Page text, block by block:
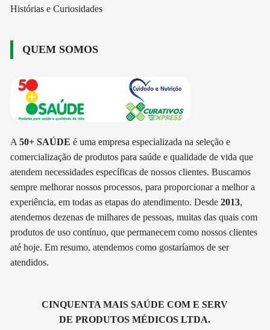
Histórias e Curiosidades
QUEM SOMOS
A50+ SAÚDE é uma empresa especializada na seleção e
comercialização de produtos para saúde e qualidade de vida que
atendem necessidades específicas de nossos clientes. Buscamos
sempre melhorar nossos processos, para proporcionar a melhor a
experiência, em todas as etapas do atendimento. Desde2013,
atendemos dezenas de milhares de pessoas, muitas das quais com
produtos de uso contínuo, que permanecem como nossos clientes
até hoje. Em resumo, atendemos como gostaríamos de ser
atendidos.
CINQUENTA MAIS SAÚDE COM E SERV
DE PRODUTOS MÉDICOS LTDA.